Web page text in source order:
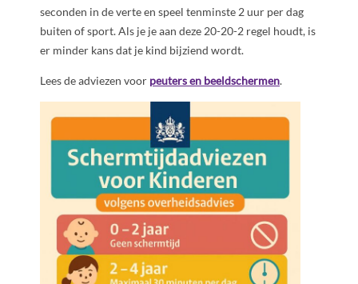
seconden in de verte en speel tenminste 2 uur per dag
buiten of sport. Als je je aan deze 20-20-2 regel houdt, is
er minder kans dat je kind bijziend wordt.
Lees de adviezen voor peuters en beeldschermen.